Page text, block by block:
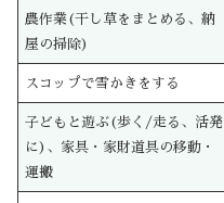
農作業(干し草をまとめる、納
屋の掃除)
スコップで雪かきをする
子どもと遊ぶ(歩く/走る、活発
に)、家具・家財道具の移動・
運搬